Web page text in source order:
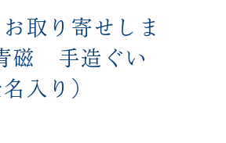
円 (税込)以内
円～11,000円(税込)
円～22,000円
取り寄せしま
磁 手造ぐい
入り）